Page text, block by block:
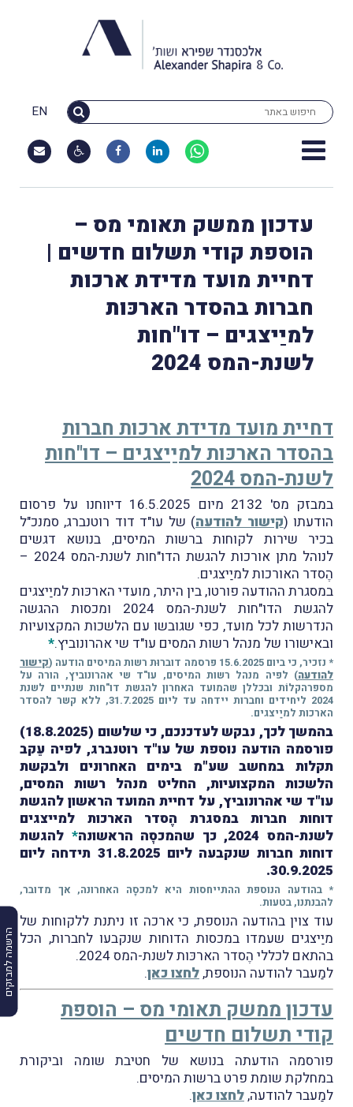
EN
הרשמה למבזקים
עדכון ממשק תאומי מס –
הוספת קודי תשלום חדשים |
דחיית מועד מדידת ארכות
חברות בהסדר הארכּות
למיַיצגים – דו"חות
לשנת-המס 2024
דחיית מועד מדידת ארכות חברות
בהסדר הארכּות למיַיצגים – דו"חות
לשנת-המס 2024
במבזק מס' 2132 מיום 16.5.2025 דיווחנו על פרסום
הודעתו (קישור להודעה) של עו"ד דוד רוטנברג, סמנכ"ל
בכיר שירות לקוחות ברשות המיסים, בנושא דגשים
לנוהל מתן אורכות להגשת הדו"חות לשנת-המס 2024 –
הֶסדר האורכות למיַיצגים.
במסגרת ההודעה פורטו, בין היתר, מועדי הארכּות למיַיצגים
להגשת הדו"חות לשנת-המס 2024 ומכסות ההגשה
הנדרשות לכל מועד, כפי שגובשו עם הלשכות המקצועיות
ובאישורו של מנהל רשות המסים עו"ד שי אהרונוביץ.*
* נזכיר, כי ביום 15.6.2025 פרסמה דוברוּת רשות המיסים הודעה (
קישור
להודעה) לפיה מנהל רשות המיסים, עו"ד שי אהרונוביץ, הורה על
מספרהקלוֹת ובכללן שהמועד האחרון להגשת דו"חות שנתיים לשנת
2024 ליחידים וחברות יידחה עד ליום 31.7.2025, ללא קשר להסדר
הארכות למיַיצגים.
בהמשך לכך, נבקש לעדכנכם, כי שלשום (18.8.2025)
פורסמה הודעה נוספת של עו"ד רוטנברג, לפיה עֵקב
תקלות במחשב שע"מ בימים האחרונים ולבקשת
הלשכות המקצועיות, החליט מנהל רשות המסים,
עו"ד שי אהרונוביץ, על דחיית המועד הראשון להגשת
דוחות חברות במסגרת הֶסדר הארכות למייצגים
לשנת-המס 2024, כך שהמכסָה הראשונה
* להגשת
דוחות חברות שנקבעה ליום 31.8.2025 תידחה ליום
30.9.2025.
* בהודעה הנוספת ההתייחסות היא למכסָה האחרונה, אך מדובר,
להבנתנו, בטעות.
עוד צוין בהודעה הנוספת, כי ארכה זו ניתנת ללקוחות של
מיַיצגים שעמדו במכסות הדוחות שנקבעו לחברות, הכל
בהתאם לכללי הֶסדר הארכּות לשנת-המס 2024.
למַעבר להודעה הנוספת,לחצו כאן.
עדכון ממשק תאומי מס – הוספת
קודי תשלום חדשים
פורסמה הודעתה בנושא של חטיבת שומה וביקורת
במחלקת שומת פרט ברשות המיסים.
למַעבר להודעה,לחצו כאן.